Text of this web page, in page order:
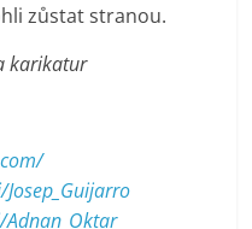
zůstat stranou.
karikatur